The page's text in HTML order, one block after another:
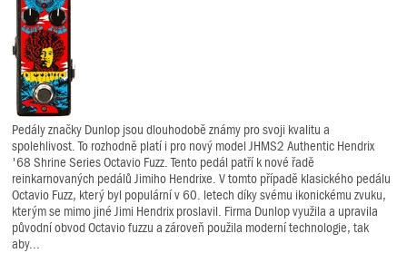
Pedály značky Dunlop jsou dlouhodobě známy pro svoji kvalitu a
spolehlivost. To rozhodně platí i pro nový model JHMS2 Authentic Hendrix
'68 Shrine Series Octavio Fuzz. Tento pedál patří k nové řadě
reinkarnovaných pedálů Jimiho Hendrixe. V tomto případě klasického pedálu
Octavio Fuzz, který byl populární v 60. letech díky svému ikonickému zvuku,
kterým se mimo jiné Jimi Hendrix proslavil. Firma Dunlop využila a upravila
původní obvod Octavio fuzzu a zároveň použila moderní technologie, tak
aby...